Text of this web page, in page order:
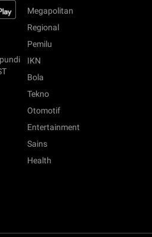
Megapolitan
Regional
Pemilu
IKN
Bola
Tekno
Otomotif
Entertainment
Sains
Health